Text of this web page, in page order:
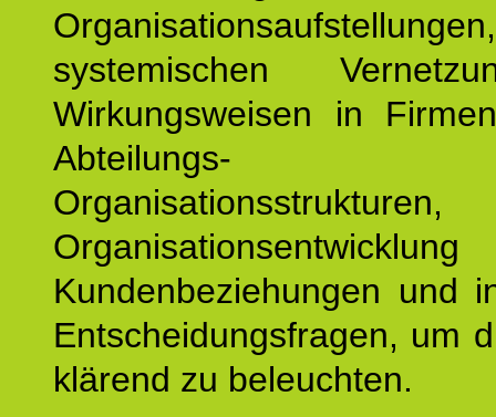
systemischen
Wirkungsweisen in
Abteilungs-
Kundenbeziehungen und
Entscheidungsfragen, um
klärend zu beleuchten.